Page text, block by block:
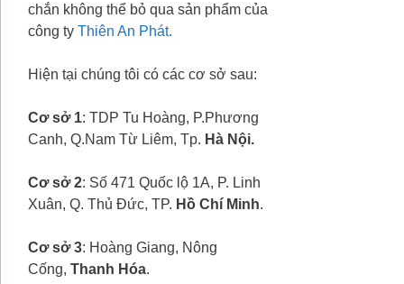
chắn không thể bỏ qua sản phẩm của
công ty Thiên An Phát.
Hiện tại chúng tôi có các cơ sở sau:
Cơ sở 1: TDP Tu Hoàng, P.Phương
Canh, Q.Nam Từ Liêm, Tp. Hà Nội.
Cơ sở 2: Số 471 Quốc lộ 1A, P. Linh
Xuân, Q. Thủ Đức, TP. Hồ Chí Minh.
Cơ sở 3: Hoàng Giang, Nông
Cống, Thanh Hóa.